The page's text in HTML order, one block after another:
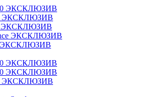
ЭКСКЛЮЗИВ
ЭКСКЛЮЗИВ
ЭКСКЛЮЗИВ
ЭКСКЛЮЗИВ
ЭКСКЛЮЗИВ
ЭКСКЛЮЗИВ
ЭКСКЛЮЗИВ
ЭКСКЛЮЗИВ